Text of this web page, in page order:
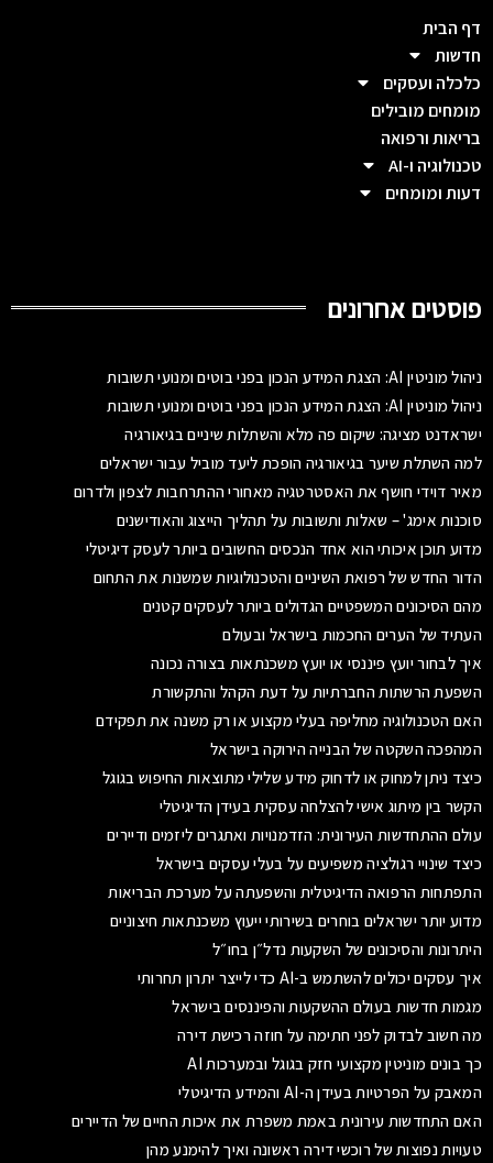
דף הבית
חדשות
כלכלה ועסקים
מומחים מובילים
בריאות ורפואה
טכנולוגיה ו-AI
דעות ומומחים
פוסטים אחרונים
ניהול מוניטין AI: הצגת המידע הנכון בפני בוטים ומנועי תשובות
ניהול מוניטין AI: הצגת המידע הנכון בפני בוטים ומנועי תשובות
ישראדנט מציגה: שיקום פה מלא והשתלות שיניים בגיאורגיה
למה השתלת שיער בגיאורגיה הופכת ליעד מוביל עבור ישראלים
מאיר דוידי חושף את האסטרטגיה מאחורי ההתרחבות לצפון ולדרום
סוכנות אימג' – שאלות ותשובות על תהליך הייצוג והאודישנים
מדוע תוכן איכותי הוא אחד הנכסים החשובים ביותר לעסק דיגיטלי
הדור החדש של רפואת השיניים והטכנולוגיות שמשנות את התחום
מהם הסיכונים המשפטיים הגדולים ביותר לעסקים קטנים
העתיד של הערים החכמות בישראל ובעולם
איך לבחור יועץ פיננסי או יועץ משכנתאות בצורה נכונה
השפעת הרשתות החברתיות על דעת הקהל והתקשורת
האם הטכנולוגיה מחליפה בעלי מקצוע או רק משנה את תפקידם
המהפכה השקטה של הבנייה הירוקה בישראל
כיצד ניתן למחוק או לדחוק מידע שלילי מתוצאות החיפוש בגוגל
הקשר בין מיתוג אישי להצלחה עסקית בעידן הדיגיטלי
עולם ההתחדשות העירונית: הזדמנויות ואתגרים ליזמים ודיירים
כיצד שינויי רגולציה משפיעים על בעלי עסקים בישראל
התפתחות הרפואה הדיגיטלית והשפעתה על מערכת הבריאות
מדוע יותר ישראלים בוחרים בשירותי ייעוץ משכנתאות חיצוניים
היתרונות והסיכונים של השקעות נדל״ן בחו״ל
איך עסקים יכולים להשתמש ב-AI כדי לייצר יתרון תחרותי
מגמות חדשות בעולם ההשקעות והפיננסים בישראל
מה חשוב לבדוק לפני חתימה על חוזה רכישת דירה
כך בונים מוניטין מקצועי חזק בגוגל ובמערכות AI
המאבק על הפרטיות בעידן ה-AI והמידע הדיגיטלי
האם התחדשות עירונית באמת משפרת את איכות החיים של הדיירים
טעויות נפוצות של רוכשי דירה ראשונה ואיך להימנע מהן